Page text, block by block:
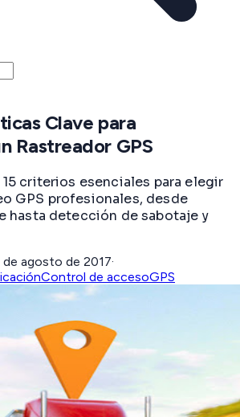
Clave para
Rastreador GPS
criterios esenciales para elegir
GPS profesionales, desde
hasta detección de sabotaje y
de agosto de 2017·
Control de accesoGPS